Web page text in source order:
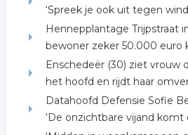
‘Spreek je ook uit tegen
Hennepplantage Trijpstraat
bewoner zeker 50.000 euro
Enschedeër (30) ziet vrouw
het hoofd en rijdt haar
Datahoofd Defensie Sofie
‘De onzichtbare vijand komt